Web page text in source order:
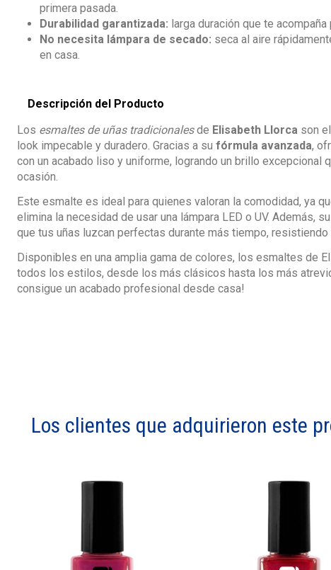
primera pasada.
Durabilidad garantizada: larga duración que te
No necesita lámpara de secado: seca al aire
en casa.
Descripción del Producto
Los esmaltes de uñas tradicionalesde Elisabeth Llorca son
look impecable y duradero. Gracias a su fórmula avanzada,
con un acabado liso y uniforme, logrando un brillo excepcional
ocasión.
Este esmalte es ideal para quienes valoran la comodidad, ya
elimina la necesidad de usar una lámpara LED o UV. Además, su
que tus uñas luzcan perfectas durante más tiempo,
Disponibles en una amplia gama de colores, los esmaltes de
todos los estilos, desde los más clásicos hasta los más
consigue un acabado profesional desde casa!
Los clientes que adquirieron este